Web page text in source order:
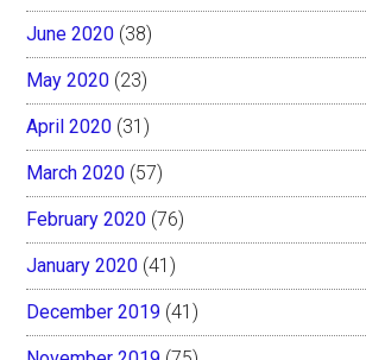
June 2020 (38)
May 2020 (23)
April 2020 (31)
March 2020 (57)
February 2020 (76)
January 2020 (41)
December 2019 (41)